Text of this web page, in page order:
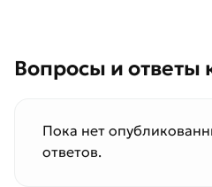
Вопросы и ответы
Пока нет
ответов.